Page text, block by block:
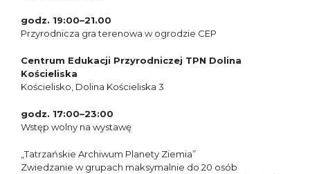
godz. 19:00–21.00
Przyrodnicza gra terenowa w ogrodzie CEP
Centrum Edukacji Przyrodniczej TPN Dolina
Kościeliska
Kościelisko, Dolina Kościeliska 3
godz. 17:00–23:00
Wstęp wolny na wystawę
„Tatrzańskie Archiwum Planety Ziemia”
Zwiedzanie w grupach maksymalnie do 20 osób